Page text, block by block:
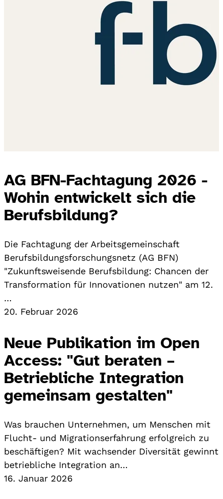
AG BFN-Fachtagung 2026 -
Wohin entwickelt sich die
Berufsbildung?
Die Fachtagung der Arbeitsgemeinschaft
Berufsbildungsforschungsnetz (AG BFN)
"Zukunftsweisende Berufsbildung: Chancen der
Transformation für Innovationen nutzen" am 12.
…
20. Februar 2026
Neue Publikation im Open
Access: "Gut beraten –
Betriebliche Integration
gemeinsam gestalten"
Was brauchen Unternehmen, um Menschen mit
Flucht- und Migrationserfahrung erfolgreich zu
beschäftigen? Mit wachsender Diversität gewinnt
betriebliche Integration an…
16. Januar 2026